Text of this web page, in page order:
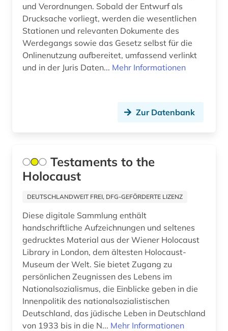
cd-rom (2)
chemie (5)
china (2)
christentum (4)
church missionary society <london> (1)
churchill, winston (1)
cia (1)
commonwealth (1)
company london (1)
constance-marie de *1767-1845* (1)
dante (2)
dante <alighieri> (1)
datenanalyse (1)
datenauswertung (1)
und Verordnungen. Sobald der Entwurf als
Drucksache vorliegt, werden die wesentlichen
Stationen und relevanten Dokumente des
Werdegangs sowie das Gesetz selbst für die
Onlinenutzung aufbereitet, umfassend verlinkt
und in der Juris Daten... Mehr Informationen
Zur Datenbank
Testaments to the
Holocaust
DEUTSCHLANDWEIT FREI, DFG-GEFÖRDERTE LIZENZ
Diese digitale Sammlung enthält
handschriftliche Aufzeichnungen und seltenes
gedrucktes Material aus der Wiener Holocaust
Library in London, dem ältesten Holocaust-
Museum der Welt. Sie bietet Zugang zu
persönlichen Zeugnissen des Lebens im
Nationalsozialismus, die Einblicke geben in die
Innenpolitik des nationalsozialistischen
Deutschland, das jüdische Leben in Deutschland
von 1933 bis in die N... Mehr Informationen